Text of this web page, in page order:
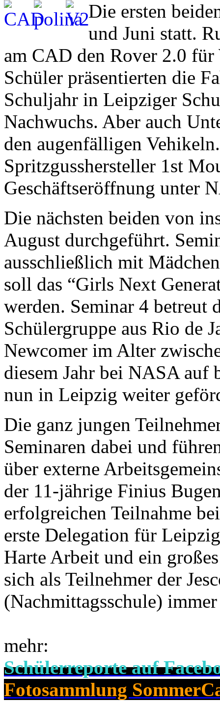
Die ersten
und Juni statt.
am CAD den Rover 2.0 für
Schüler präsentierten die
Schuljahr in Leipziger
Nachwuchs. Aber auch
den augenfälligen
Spritzgusshersteller 1st
Geschäftseröffnung unter
Die nächsten beiden von
August durchgeführt.
ausschließlich mit
soll das “Girls Next
werden. Seminar 4 betreut
Schülergruppe aus Rio de
Newcomer im Alter
diesem Jahr bei NASA auf
nun in Leipzig weiter
Die ganz jungen
Seminaren dabei und
über externe
der 11-jährige Finius
erfolgreichen Teilnahme
erste Delegation für
Harte Arbeit und ein
sich als Teilnehmer der
(Nachmittagsschule) immer
mehr:
Schülerreporte auf
Fotosammlung